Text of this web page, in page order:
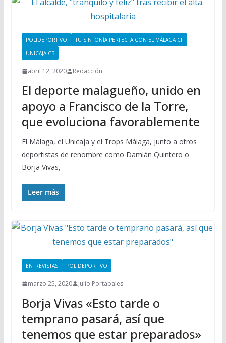
POLIDEPORTIVO
TU SINTONÍA PERFECTA CON EL MÁLAGA CF
UNICAJA CB
abril 12, 2020 Redacción
El deporte malagueño, unido en
apoyo a Francisco de la Torre,
que evoluciona favorablemente
El Málaga, el Unicaja y el Trops Málaga, junto a otros
deportistas de renombre como Damián Quintero o
Borja Vivas,
Leer más
ENTREVISTAS POLIDEPORTIVO
marzo 25, 2020 Julio Portabales
Borja Vivas «Esto tarde o
temprano pasará, así que
tenemos que estar preparados»